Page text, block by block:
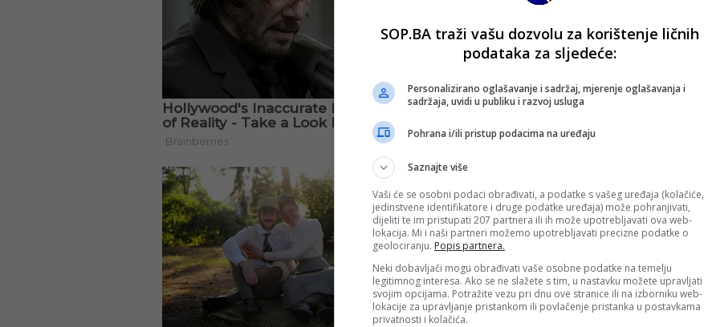
SOP.BA traži vašu dozvolu za korištenje ličnih
podataka za sljedeće:
Personalizirano oglašavanje i sadržaj, mjerenje oglašavanja i
sadržaja, uvidi u publiku i razvoj usluga
Pohrana i/ili pristup podacima na uređaju
Saznajte više
Vaši će se osobni podaci obrađivati, a podatke s vašeg uređaja (kolačiće,
jedinstvene identifikatore i druge podatke uređaja) može pohranjivati,
dijeliti te im pristupati 207 partnera ili ih može upotrebljavati ova web-
lokacija. Mi i naši partneri možemo upotrebljavati precizne podatke o
geolociranju. Popis partnera.
Neki dobavljači mogu obrađivati vaše osobne podatke na temelju
legitimnog interesa. Ako se ne slažete s tim, u nastavku možete upravljati
svojim opcijama. Potražite vezu pri dnu ove stranice ili na izborniku web-
lokacije za upravljanje pristankom ili povlačenje pristanka u postavkama
privatnosti i kolačića.